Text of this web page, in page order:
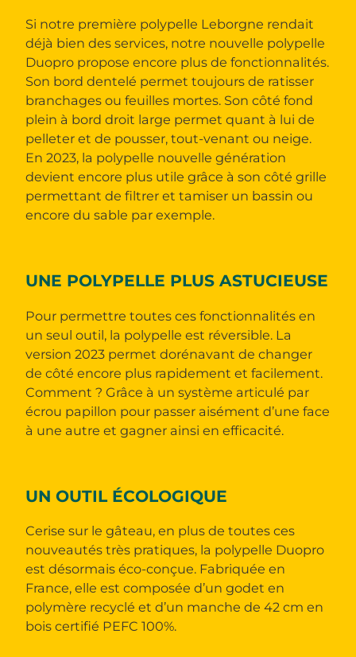
Si notre première polypelle Leborgne rendait
déjà bien des services, notre nouvelle polypelle
Duopro propose encore plus de fonctionnalités.
Son bord dentelé permet toujours de ratisser
branchages ou feuilles mortes. Son côté fond
plein à bord droit large permet quant à lui de
pelleter et de pousser, tout-venant ou neige.
En 2023, la polypelle nouvelle génération
devient encore plus utile grâce à son côté grille
permettant de filtrer et tamiser un bassin ou
encore du sable par exemple.
UNE POLYPELLE PLUS ASTUCIEUSE
Pour permettre toutes ces fonctionnalités en
un seul outil, la polypelle est réversible. La
version 2023 permet dorénavant de changer
de côté encore plus rapidement et facilement.
Comment ? Grâce à un système articulé par
écrou papillon pour passer aisément d’une face
à une autre et gagner ainsi en efficacité.
UN OUTIL ÉCOLOGIQUE
Cerise sur le gâteau, en plus de toutes ces
nouveautés très pratiques, la polypelle Duopro
est désormais éco-conçue. Fabriquée en
France, elle est composée d’un godet en
polymère recyclé et d’un manche de 42 cm en
bois certifié PEFC 100%.